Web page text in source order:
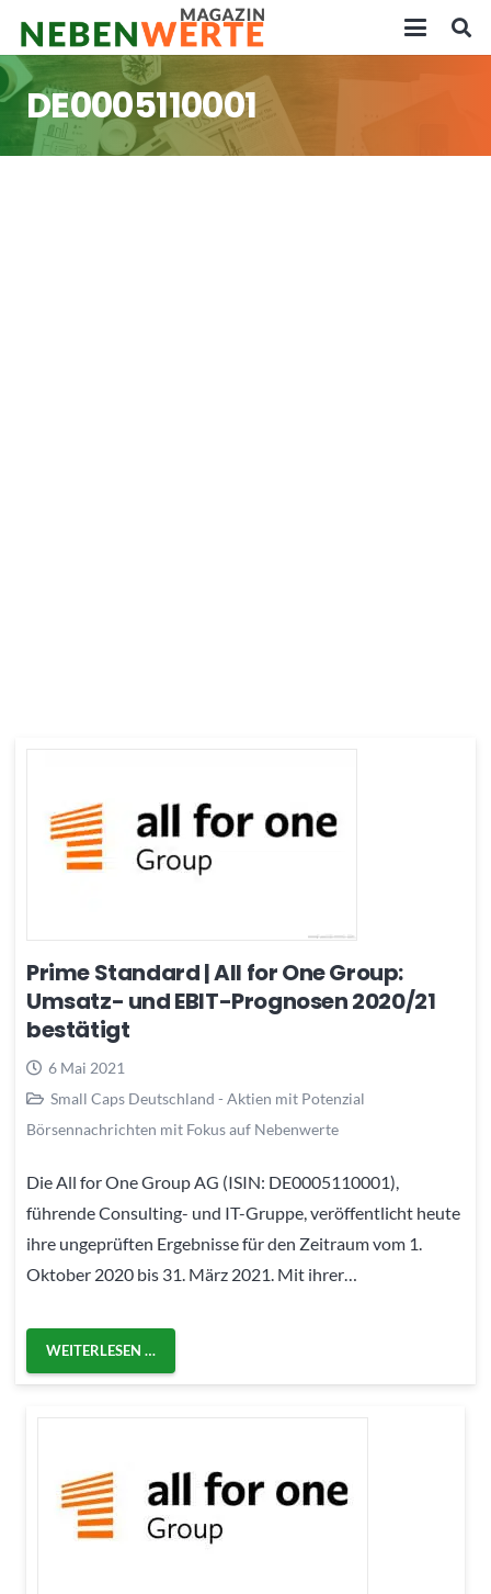
DE0005110001
Prime Standard | All for One Group:
Umsatz- und EBIT-Prognosen 2020/21
bestätigt
6 Mai 2021
Small Caps Deutschland - Aktien mit Potenzial
Börsennachrichten mit Fokus auf Nebenwerte
Die All for One Group AG (ISIN: DE0005110001),
führende Consulting- und IT-Gruppe, veröffentlicht heute
ihre ungeprüften Ergebnisse für den Zeitraum vom 1.
Oktober 2020 bis 31. März 2021. Mit ihrer…
WEITERLESEN …